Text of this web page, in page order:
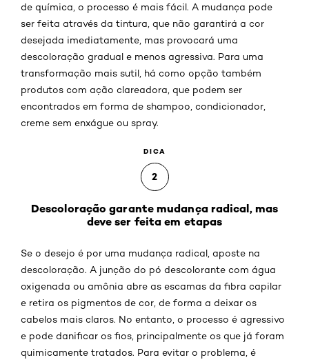
de química, o processo é mais fácil. A mudança pode
ser feita através da tintura, que não garantirá a cor
desejada imediatamente, mas provocará uma
descoloração gradual e menos agressiva. Para uma
transformação mais sutil, há como opção também
produtos com ação clareadora, que podem ser
encontrados em forma de shampoo, condicionador,
creme sem enxágue ou spray.
DICA
2
Descoloração garante mudança radical, mas
deve ser feita em etapas
Se o desejo é por uma mudança radical, aposte na
descoloração. A junção do pó descolorante com água
oxigenada ou amônia abre as escamas da fibra capilar
e retira os pigmentos de cor, de forma a deixar os
cabelos mais claros. No entanto, o processo é agressivo
e pode danificar os fios, principalmente os que já foram
quimicamente tratados. Para evitar o problema, é